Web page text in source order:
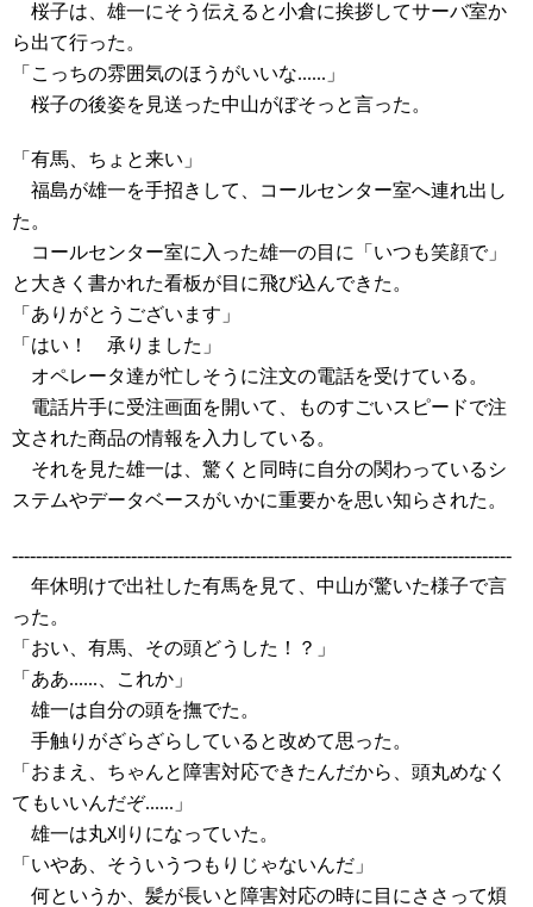
桜子は、雄一にそう伝えると小倉に挨拶してサーバ室か
ら出て行った。
「こっちの雰囲気のほうがいいな......」
桜子の後姿を見送った中山がぼそっと言った。
「有馬、ちょと来い」
福島が雄一を手招きして、コールセンター室へ連れ出し
た。
コールセンター室に入った雄一の目に「いつも笑顔で」
と大きく書かれた看板が目に飛び込んできた。
「ありがとうございます」
「はい！ 承りました」
オペレータ達が忙しそうに注文の電話を受けている。
電話片手に受注画面を開いて、ものすごいスピードで注
文された商品の情報を入力している。
それを見た雄一は、驚くと同時に自分の関わっているシ
ステムやデータベースがいかに重要かを思い知らされた。
------------------------------------------------------------------------------------
年休明けで出社した有馬を見て、中山が驚いた様子で言
った。
「おい、有馬、その頭どうした！？」
「ああ......、これか」
雄一は自分の頭を撫でた。
手触りがざらざらしていると改めて思った。
「おまえ、ちゃんと障害対応できたんだから、頭丸めなく
てもいいんだぞ......」
雄一は丸刈りになっていた。
「いやあ、そういうつもりじゃないんだ」
何というか、髪が長いと障害対応の時に目にささって煩